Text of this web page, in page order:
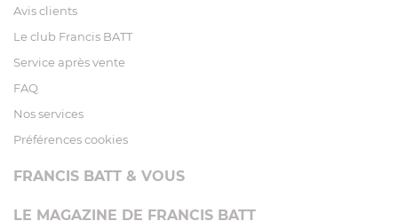
Avis clients
Le club Francis BATT
Service après vente
FAQ
Nos services
Préférences cookies
FRANCIS BATT & VOUS
LE MAGAZINE DE FRANCIS BATT